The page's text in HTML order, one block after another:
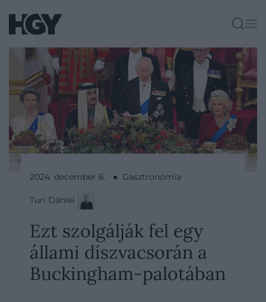
2024. december 6. ● Gasztronómia
Turi Dániel
Ezt szolgálják fel egy
állami díszvacsorán a
Buckingham-palotában